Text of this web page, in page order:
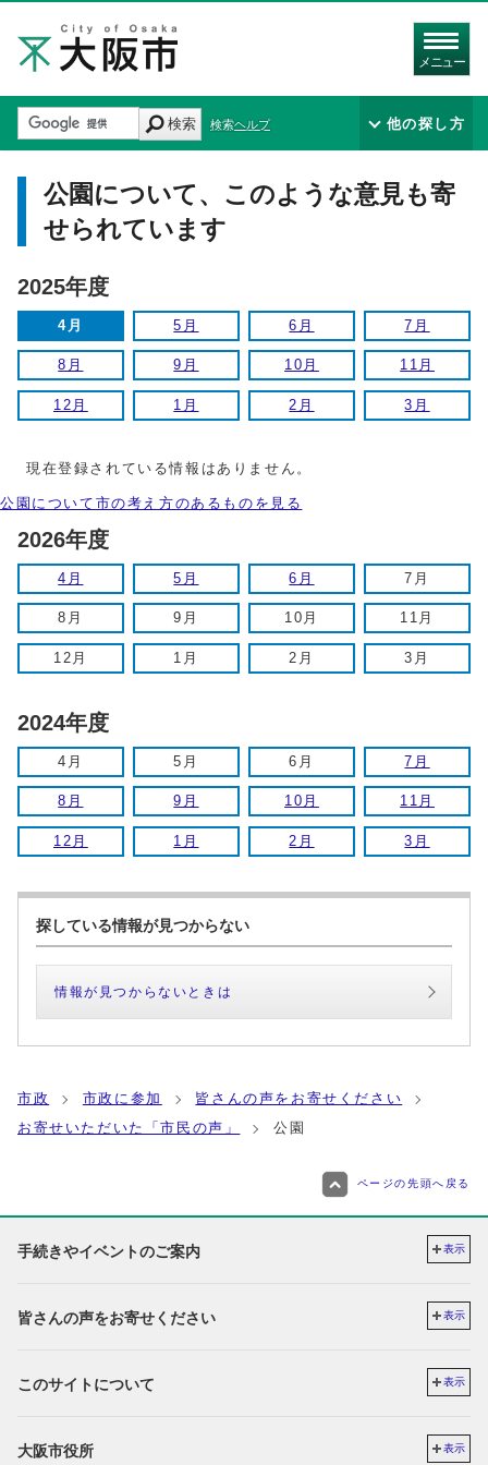
メニュー
検索 検索ヘルプ 他の探し方
公園について、このような意見も寄
せられています
2025年度
4月 5月 6月 7月
8月 9月 10月 11月
12月 1月 2月 3月
現在登録されている情報はありません。
公園について市の考え方のあるものを見る
2026年度
4月 5月 6月 7月
8月 9月 10月 11月
12月 1月 2月 3月
2024年度
4月 5月 6月 7月
8月 9月 10月 11月
12月 1月 2月 3月
探している情報が見つからない
情報が見つからないときは
市政 市政に参加
皆さんの声をお寄せください
お寄せいただいた「市民の声」
公園
ページの先頭へ戻る
手続きやイベントのご案内 表示
皆さんの声をお寄せください 表示
このサイトについて 表示
大阪市役所 表示